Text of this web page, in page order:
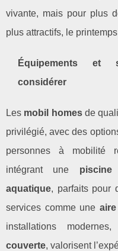
vivante, mais pour plus
plus attractifs, le
Équipements et
considérer
Les mobil homesde
privilégié, avec des
personnes à mobilité
intégrant une piscine
aquatique, parfaits pour
services comme une
installations
couverte, valorisent